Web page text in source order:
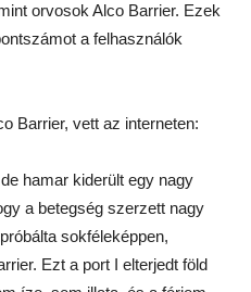
orvosok Alco Barrier. Ezek
a felhasználók
Barrier, vett az interneten:
hamar kiderült egy nagy
a betegség szerzett nagy
sokféleképpen,
Ezt a port I elterjedt föld